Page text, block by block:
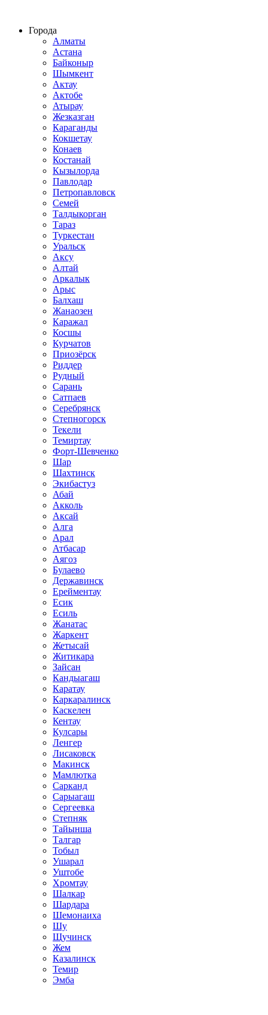
Города
Алматы
Астана
Байконыр
Шымкент
Актау
Актобе
Атырау
Жезказган
Караганды
Кокшетау
Конаев
Костанай
Кызылорда
Павлодар
Петропавловск
Семей
Талдыкорган
Тараз
Туркестан
Уральск
Аксу
Алтай
Аркалык
Арыс
Балхаш
Жанаозен
Каражал
Косшы
Курчатов
Приозёрск
Риддер
Рудный
Сарань
Сатпаев
Серебрянск
Степногорск
Текели
Темиртау
Форт-Шевченко
Шар
Шахтинск
Экибастуз
Абай
Акколь
Аксай
Алга
Арал
Атбасар
Аягоз
Булаево
Державинск
Ерейментау
Есик
Есиль
Жанатас
Жаркент
Жетысай
Житикара
Зайсан
Кандыагаш
Каратау
Каркаралинск
Каскелен
Кентау
Кулсары
Ленгер
Лисаковск
Макинск
Мамлютка
Сарканд
Сарыагаш
Сергеевка
Степняк
Тайынша
Талгар
Тобыл
Ушарал
Уштобе
Хромтау
Шалкар
Шардара
Шемонаиха
Шу
Щучинск
Жем
Казалинск
Темир
Эмба